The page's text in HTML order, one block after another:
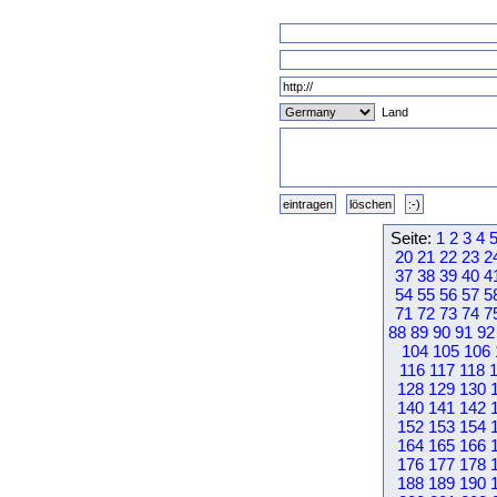
Land
Seite: 1 2 3 4 5
20 21 22 23
37 38 39 40
54 55 56 57
71 72 73 74
88 89 90 91 92
104 105 106
116 117 118
128 129 130
140 141 142
152 153 154
164 165 166
176 177 178
188 189 190